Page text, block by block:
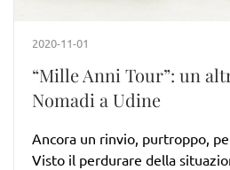
2020-11-01
“Mille Anni Tour”: un
Nomadi a Udine
Ancora un rinvio, purtroppo,
Visto il perdurare della